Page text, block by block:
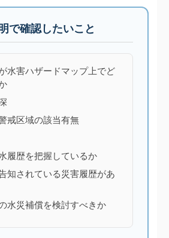
で確認したいこと
水害ハザードマップ上でど
戒区域の該当有無
履歴を把握しているか
知されている災害履歴があ
水災補償を検討すべきか